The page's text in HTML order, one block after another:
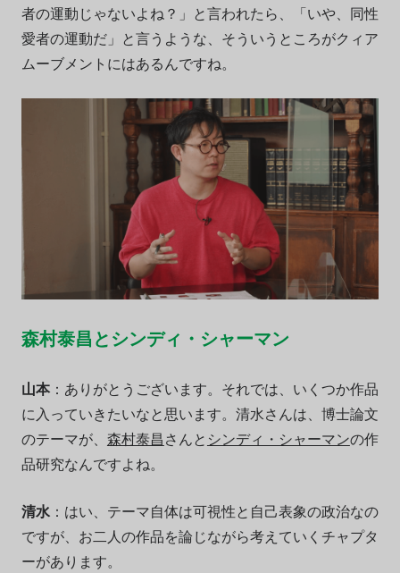
者の運動じゃないよね？」と言われたら、「いや、同性
愛者の運動だ」と言うような、そういうところがクィア
ムーブメントにはあるんですね。
森村泰昌とシンディ・シャーマン
山本：ありがとうございます。それでは、いくつか作品
に入っていきたいなと思います。清水さんは、博士論文
のテーマが、 森村泰昌さんと シンディ・シャーマンの作
品研究なんですよね。
清水：はい、テーマ自体は可視性と自己表象の政治なの
ですが、お二人の作品を論じながら考えていくチャプタ
ーがあります。